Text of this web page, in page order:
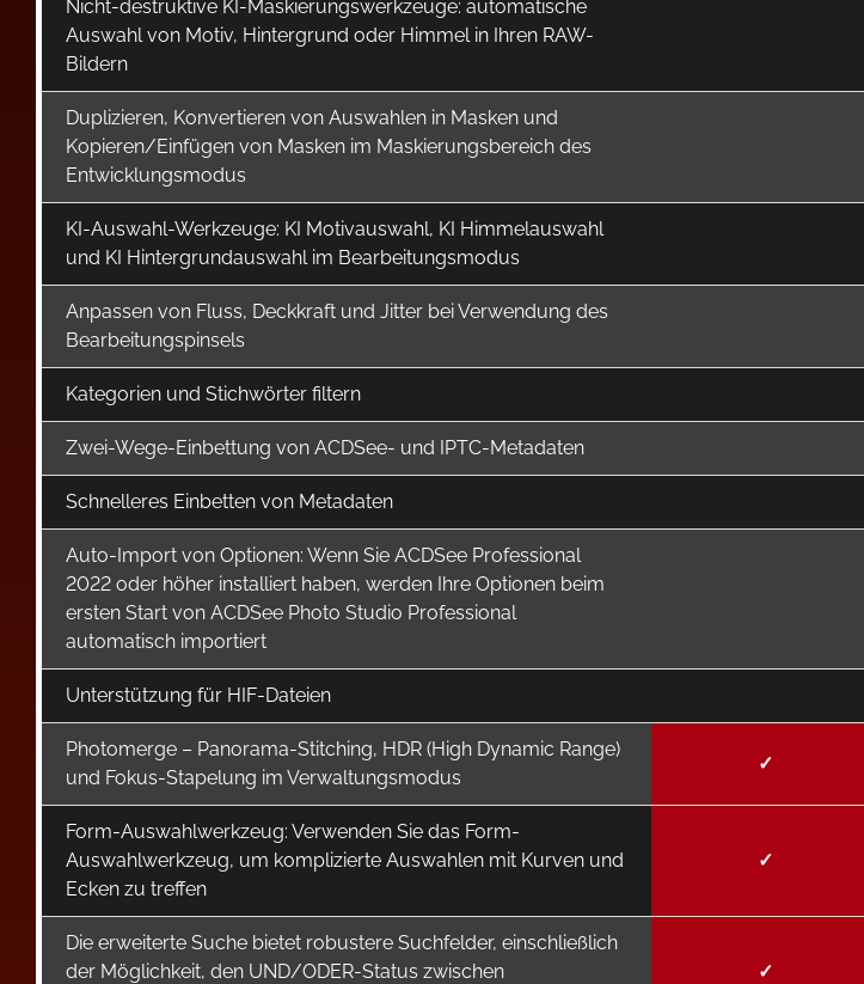
Nicht-destruktive KI-Maskierungswerkzeuge: automatische
Auswahl von Motiv, Hintergrund oder Himmel in Ihren RAW-
Bildern
Duplizieren, Konvertieren von Auswahlen in Masken und
Kopieren/Einfügen von Masken im Maskierungsbereich des
Entwicklungsmodus
KI-Auswahl-Werkzeuge: KI Motivauswahl, KI Himmelauswahl
und KI Hintergrundauswahl im Bearbeitungsmodus
Anpassen von Fluss, Deckkraft und Jitter bei Verwendung des
Bearbeitungspinsels
Kategorien und Stichwörter filtern
Zwei-Wege-Einbettung von ACDSee- und IPTC-Metadaten
Schnelleres Einbetten von Metadaten
Auto-Import von Optionen: Wenn Sie ACDSee Professional
2022 oder höher installiert haben, werden Ihre Optionen beim
ersten Start von ACDSee Photo Studio Professional
automatisch importiert
Unterstützung für HIF-Dateien
Photomerge – Panorama-Stitching, HDR (High Dynamic Range)
und Fokus-Stapelung im Verwaltungsmodus
✓
Form-Auswahlwerkzeug: Verwenden Sie das Form-
Auswahlwerkzeug, um komplizierte Auswahlen mit Kurven und
Ecken zu treffen
✓
Die erweiterte Suche bietet robustere Suchfelder, einschließlich
der Möglichkeit, den UND/ODER-Status zwischen
✓